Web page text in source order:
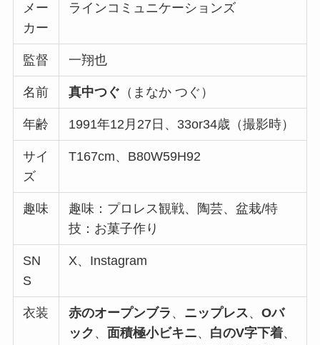
メー
カー
ラインコミュニケーションズ
監督 一翔也
名前 真中つぐ （まなか つぐ）
年齢 1991年12月27日、33or34歳（撮影時）
サイ
ズ
T167cm、B80W59H92
趣味
趣味：プロレス観戦、陶芸、盆栽/特
技：お菓子作り
SN
S
X、Instagram
衣装 赤のオープンブラ 、 ニップレス、Oバ
ック 、 面積極小ビキニ、 白のV字下着、